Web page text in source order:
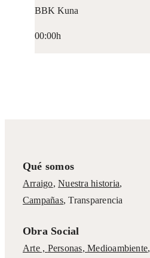
BBK Kuna
00:00h
Qué somos
Arraigo,Nuestra historia,
Campañas, Transparencia
Obra Social
Arte , Personas,Medioambiente,